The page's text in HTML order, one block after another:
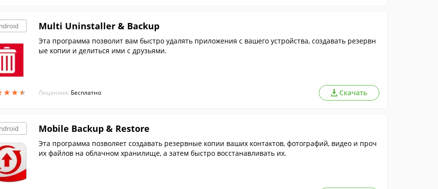
★★★
★★★
Multi Uninstaller & Backup
Эта программа позволит вам быстро удалять приложения с вашего устройства, создавать резервн
ые копии и делиться ими с друзьями.
Лицензия: Бесплатно Скачать
Mobile Backup & Restore
Эта программа позволяет создавать резервные копии ваших контактов, фотографий, видео и проч
их файлов на облачном хранилище, а затем быстро восстанавливать их.